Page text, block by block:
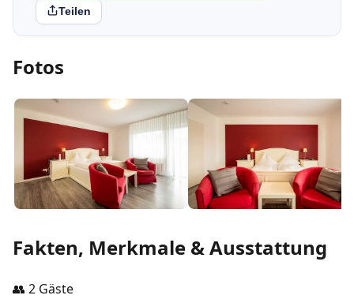
Teilen
Fotos
Fakten, Merkmale & Ausstattung
👥 2 Gäste